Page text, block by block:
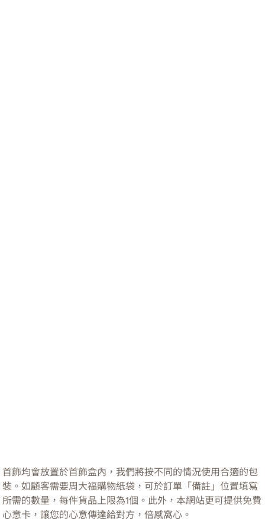
首飾均會放置於首飾盒內，我們將按不同的情況使用合適的包
裝。如顧客需要周大福購物紙袋，可於訂單「備註」位置填寫
所需的數量，每件貨品上限為1個。此外，本網站更可提供免費
心意卡，讓您的心意傳達給對方，倍感窩心。